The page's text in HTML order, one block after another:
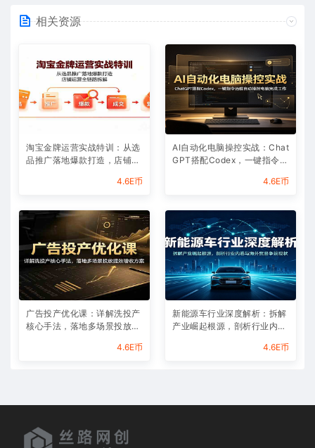
相关资源
淘宝金牌运营实战特训：从选
品推广落地爆款打造，店铺运
4.6E币
AI自动化电脑操控实战：Chat
GPT搭配Codex，一键指令远
4.6E币
广告投产优化课：详解洗投产
核心手法，落地多场景投放提
4.6E币
新能源车行业深度解析：拆解
产业崛起根源，剖析行业内卷
4.6E币